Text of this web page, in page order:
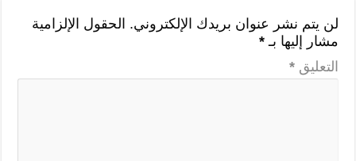
لن يتم نشر عنوان بريدك الإلكتروني. الحقول الإلزامية
مشار إليها بـ*
التعليق*